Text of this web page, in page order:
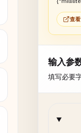
查
输入参
填写必要